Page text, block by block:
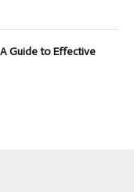
Guide to Effective